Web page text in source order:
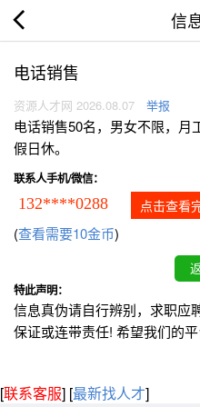
信
电话销售
资源人才网 2026.08.07 举报
电话销售50名，男女不限，月
假日休。
联系人手机/微信：
132****0288 点击查看
(查看需要10金币)
特此声明：
信息真伪请自行辨别，求职应
保证或连带责任! 希望我们的
[联系客服] [最新找人才]